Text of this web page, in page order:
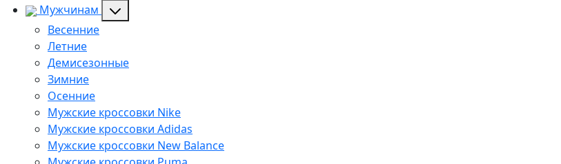
Мужчинам
Весенние
Летние
Демисезонные
Зимние
Осенние
Мужские кроссовки Nike
Мужские кроссовки Adidas
Мужские кроссовки New Balance